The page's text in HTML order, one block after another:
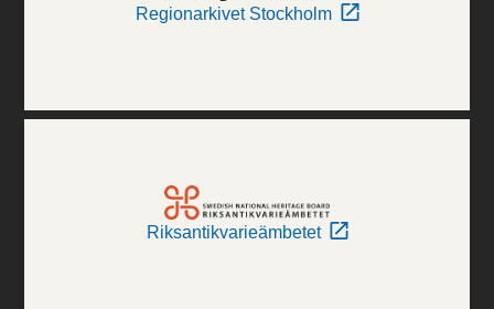
Regionarkivet Stockholm
Riksantikvarieämbetet